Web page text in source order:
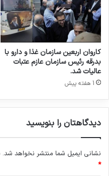
کاروان اربعین سازمان غذا و دارو با
بدرقه رئیس سازمان عازم عتبات
عالیات شد.
1 هفته پیش
دیدگاهتان را بنویسید
نشانی ایمیل شما منتشر نخواهد شد.
*